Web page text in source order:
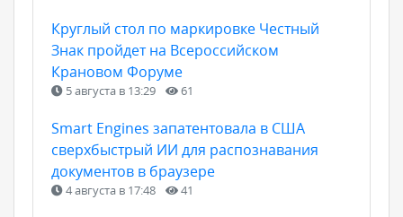
Круглый стол по маркировке Честный
Знак пройдет на Всероссийском
Крановом Форуме
5 августа в 13:29 61
Smart Engines запатентовала в США
сверхбыстрый ИИ для распознавания
документов в браузере
4 августа в 17:48 41